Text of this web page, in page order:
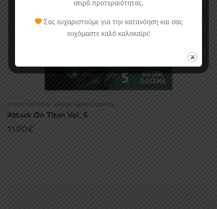
ATTACK ON TITAN MANGA MANGA/COMICS
Attack On Titan Vol. 5
11.90€
σειρά προτεραιότητας.
Σας ευχαριστούμε για την κατανόηση και σας
ευχόμαστε καλό καλοκαίρι!